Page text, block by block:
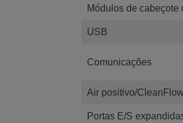
Módulos de
USB
Comunicações
Air positivo/
Portas E/S